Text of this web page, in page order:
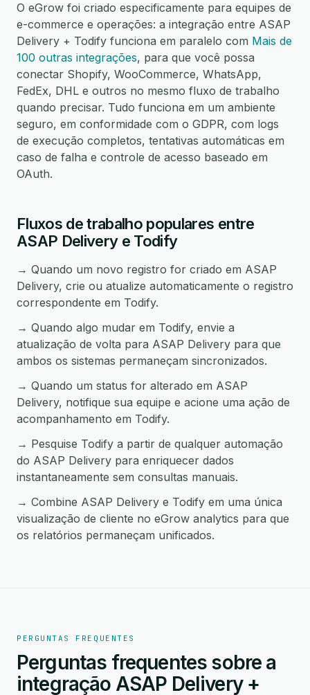
O eGrow foi criado especificamente para equipes de
e-commerce e operações: a integração entre ASAP
Delivery + Todify funciona em paralelo com Mais de
100 outras integrações, para que você possa
conectar Shopify, WooCommerce, WhatsApp,
FedEx, DHL e outros no mesmo fluxo de trabalho
quando precisar. Tudo funciona em um ambiente
seguro, em conformidade com o GDPR, com logs
de execução completos, tentativas automáticas em
caso de falha e controle de acesso baseado em
OAuth.
Fluxos de trabalho populares entre
ASAP Delivery e Todify
→ Quando um novo registro for criado em ASAP
Delivery, crie ou atualize automaticamente o registro
correspondente em Todify.
→ Quando algo mudar em Todify, envie a
atualização de volta para ASAP Delivery para que
ambos os sistemas permaneçam sincronizados.
→ Quando um status for alterado em ASAP
Delivery, notifique sua equipe e acione uma ação de
acompanhamento em Todify.
→ Pesquise Todify a partir de qualquer automação
do ASAP Delivery para enriquecer dados
instantaneamente sem consultas manuais.
→ Combine ASAP Delivery e Todify em uma única
visualização de cliente no eGrow analytics para que
os relatórios permaneçam unificados.
PERGUNTAS FREQUENTES
Perguntas frequentes sobre a
integração ASAP Delivery +